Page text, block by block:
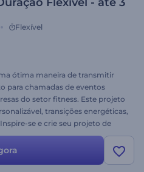
Flexível
ótima maneira de transmitir
para chamadas de eventos
do setor fitness. Este projeto
transições energéticas,
se e crie seu projeto de